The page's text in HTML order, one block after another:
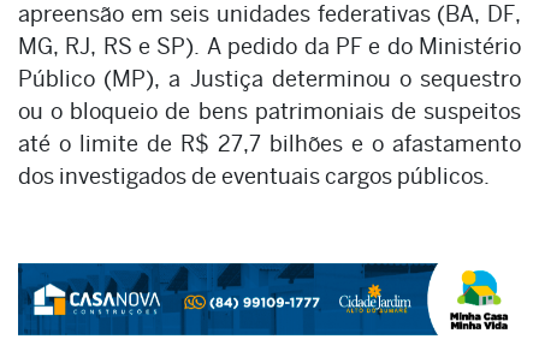
apreensão em seis unidades federativas (BA, DF,
MG, RJ, RS e SP). A pedido da PF e do Ministério
Público (MP), a Justiça determinou o sequestro
ou o bloqueio de bens patrimoniais de suspeitos
até o limite de R$ 27,7 bilhões e o afastamento
dos investigados de eventuais cargos públicos.